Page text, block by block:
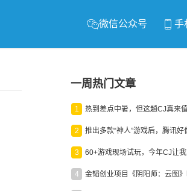
微信公众号 手
一周热门文章
1 热到差点中暑，但这趟CJ真来
2
3 60+游戏现场试玩，今年CJ让
4